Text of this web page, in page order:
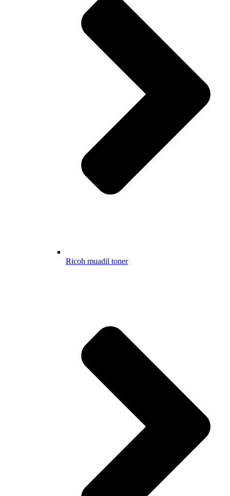
Ricoh muadil toner